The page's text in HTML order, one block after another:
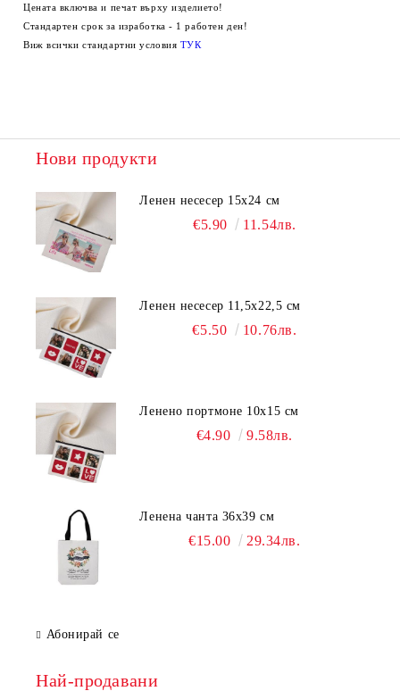
Цената включва и печат върху изделието!
Стандартен срок за изработка - 1 работен ден!
Виж всички стандартни условия ТУК
Нови продукти
Ленен несесер 15х24 см
€5.90 11.54лв.
Ленен несесер 11,5х22,5 см
€5.50 10.76лв.
Ленено портмоне 10х15 см
€4.90 9.58лв.
Ленена чанта 36х39 см
€15.00 29.34лв.
Абонирай се
Най-продавани